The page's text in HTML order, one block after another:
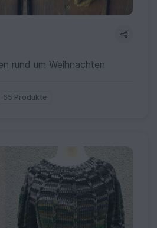
rund um Weihnachten
65 Produkte